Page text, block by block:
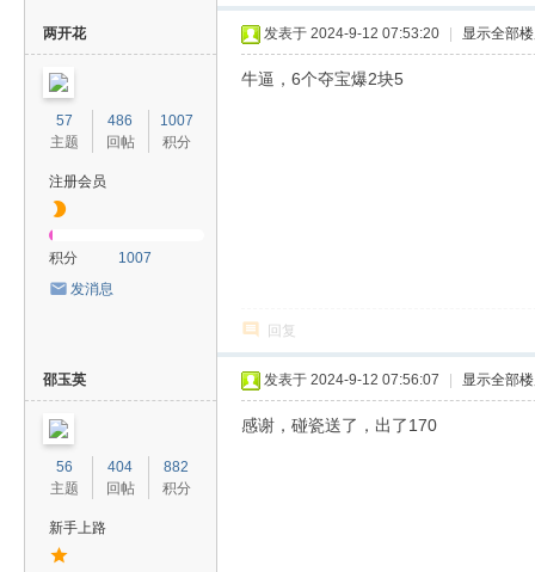
两开花
57
主题
486
回帖
1007
积分
注册会员
积分
1007
发消息
发表于 2024-9-12 07:53:20 显示全部
牛逼，6个夺宝爆2块5
回复
邵玉英
56
主题
404
回帖
882
积分
新手上路
发表于 2024-9-12 07:56:07 显示全部
感谢，碰瓷送了，出了170